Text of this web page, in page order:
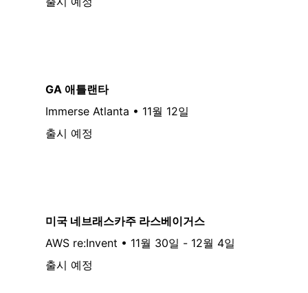
GA 애틀랜타
Immerse Atlanta • 11월 12일
출시 예정
미국 네브래스카주 라스베이거스
AWS re:Invent • 11월 30일 - 12월 4일
출시 예정